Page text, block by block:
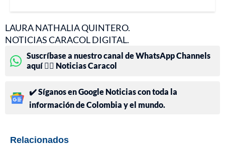
LAURA NATHALIA QUINTERO.
NOTICIAS CARACOL DIGITAL.
Suscríbase a nuestro canal de WhatsApp Channels
aquí 👉🏻 Noticias Caracol
✔️ Síganos en Google Noticias con toda la
información de Colombia y el mundo.
Relacionados